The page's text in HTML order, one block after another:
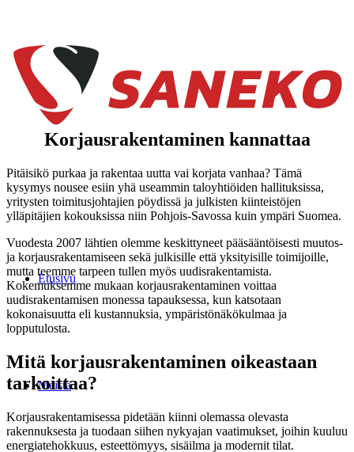
Etusivu
Meistä
Korjausrakentaminen kannattaa
Pitäisikö purkaa ja rakentaa uutta vai korjata vanhaa? Tämä
kysymys nousee esiin yhä useammin taloyhtiöiden hallituksissa,
yritysten toimitusjohtajien pöydissä ja julkisten kiinteistöjen
ylläpitäjien kokouksissa niin Pohjois-Savossa kuin ympäri Suomea.
Vuodesta 2007 lähtien olemme keskittyneet pääsääntöisesti muutos-
ja korjausrakentamiseen sekä julkisille että yksityisille toimijoille,
mutta teemme tarpeen tullen myös uudisrakentamista.
Kokemuksemme mukaan korjausrakentaminen voittaa
uudisrakentamisen monessa tapauksessa, kun katsotaan
kokonaisuutta eli kustannuksia, ympäristönäkökulmaa ja
lopputulosta.
Mitä korjausrakentaminen oikeastaan
tarkoittaa?
Korjausrakentamisessa pidetään kiinni olemassa olevasta
rakennuksesta ja tuodaan siihen nykyajan vaatimukset, joihin kuuluu
energiatehokkuus, esteettömyys, sisäilma ja modernit tilat.